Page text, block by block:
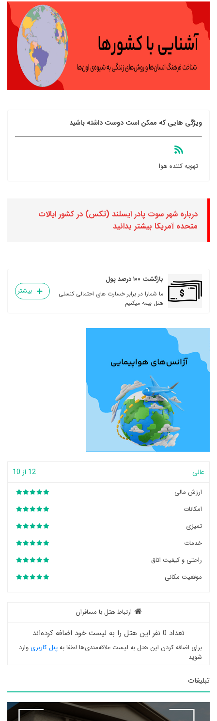
ویژگی هایی که ممکن است دوست داشته باشید
تهویه کننده هوا
درباره شهر سوت پادر ایسلند (تکس) در کشور ایالات
متحده آمریکا بیشتر بدانید
بازگشت ۱۰۰ درصد پول
ما شمارا در برابر خسارت های احتمالی کنسلی
هتل بیمه میکنیم
بیشتر
عالی 12 از 10
ارزش مالی
امکانات
تمیزی
خدمات
راحتی و کیفیت اتاق
موقعیت مکانی
ارتباط هتل با مسافران
تعداد 0 نفر این هتل را به لیست خود اضافه کرده‌اند
برای اضافه کردن این هتل به لیست علاقه‌مندی‌ها لطفا بهپنل کاربری وارد
شوید
تبلیغات